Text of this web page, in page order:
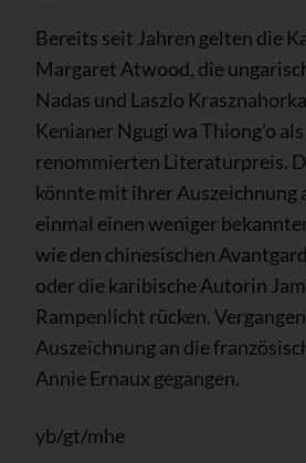
Bereits seit Jahren gelten die
Margaret Atwood, die
Nadas und Laszlo
Kenianer Ngugi wa Thiong'o
renommierten Literaturpreis.
könnte mit ihrer Auszeichnung
einmal einen weniger
wie den chinesischen
oder die karibische Autorin
Rampenlicht rücken.
Auszeichnung an die
Annie Ernaux gegangen.
yb/gt/mhe